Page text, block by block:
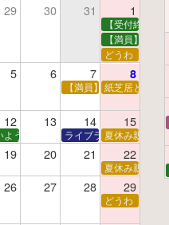
29 30 31 1
【受付終了】
【満員】夏休
どうわ
5 6 7 8
習ワークショップ【満員】夏休み科学あそ
紙芝居と折り紙
12 13 14 15
みおはなし工作会
うえほん ライブラリーシアター
夏休み親子で
19 20 21 22
楽団創立100年 夏休み親子で
26 27 28 29
どうわ
おはなし会